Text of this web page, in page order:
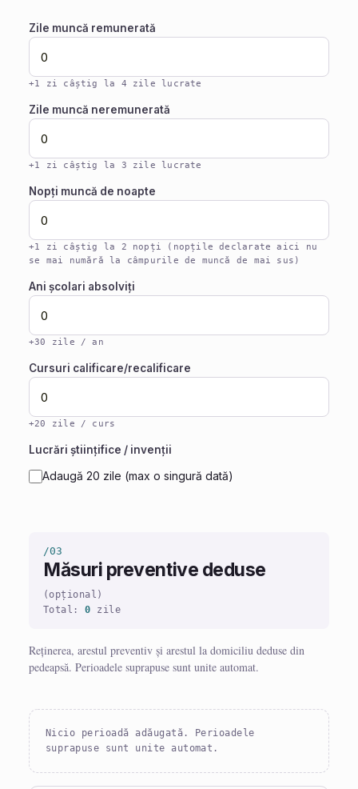
Zile muncă remunerată
+1 zi câștig la 4 zile lucrate
Zile muncă neremunerată
+1 zi câștig la 3 zile lucrate
Nopți muncă de noapte
+1 zi câștig la 2 nopți (nopțile declarate aici nu
se mai numără la câmpurile de muncă de mai sus)
Ani școlari absolviți
+30 zile / an
Cursuri calificare/recalificare
+20 zile / curs
Lucrări științifice / invenții
Adaugă 20 zile (max o singură dată)
/03
Măsuri preventive deduse
(opțional)
Total:0 zile
Reținerea, arestul preventiv și arestul la domiciliu deduse din
pedeapsă. Perioadele suprapuse sunt unite automat.
Nicio perioadă adăugată. Perioadele
suprapuse sunt unite automat.